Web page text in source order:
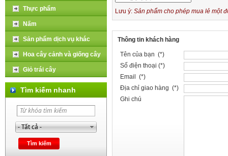
Thực phẩm
Nấm
Sản phẩm dịch vụ khác
Hoa cây cảnh và giống cây
Giỏ trái cây
Tìm kiếm nhanh
Lưu ý: Sản phẩm cho phép mua lẻ một
Thông tin khách hàng
Tên của bạn (*)
Số điện thoại (*)
Email (*)
Địa chỉ giao hàng (*)
Ghi chú